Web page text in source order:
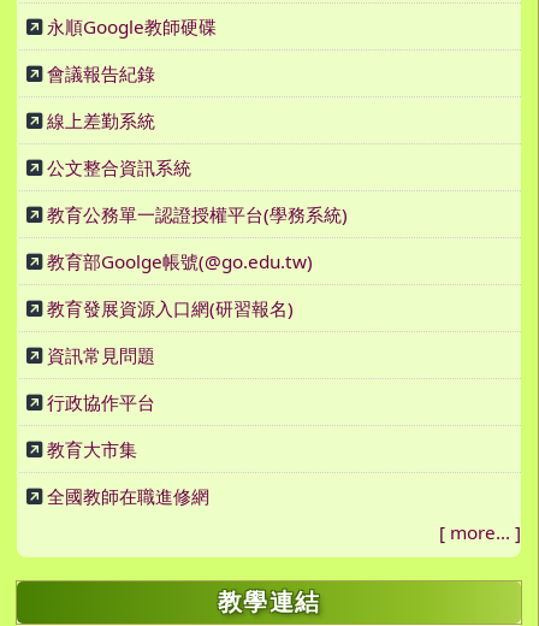
永順Google教師硬碟
會議報告紀錄
線上差勤系統
公文整合資訊系統
教育公務單一認證授權平台(學務系統)
教育部Goolge帳號(@go.edu.tw)
教育發展資源入口網(研習報名)
資訊常見問題
行政協作平台
教育大市集
全國教師在職進修網
[ more... ]
教學連結